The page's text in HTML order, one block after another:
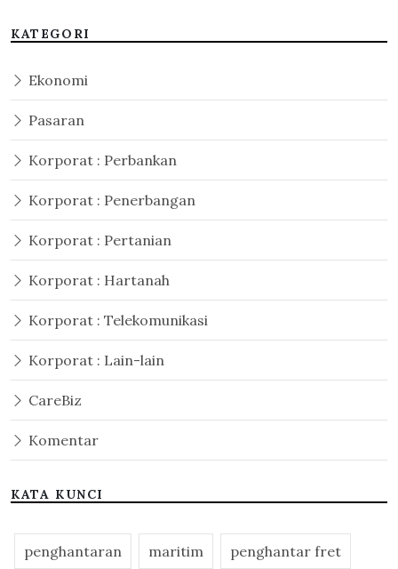
KATEGORI
Ekonomi
Pasaran
Korporat : Perbankan
Korporat : Penerbangan
Korporat : Pertanian
Korporat : Hartanah
Korporat : Telekomunikasi
Korporat : Lain-lain
CareBiz
Komentar
KATA KUNCI
penghantaran maritim penghantar fret